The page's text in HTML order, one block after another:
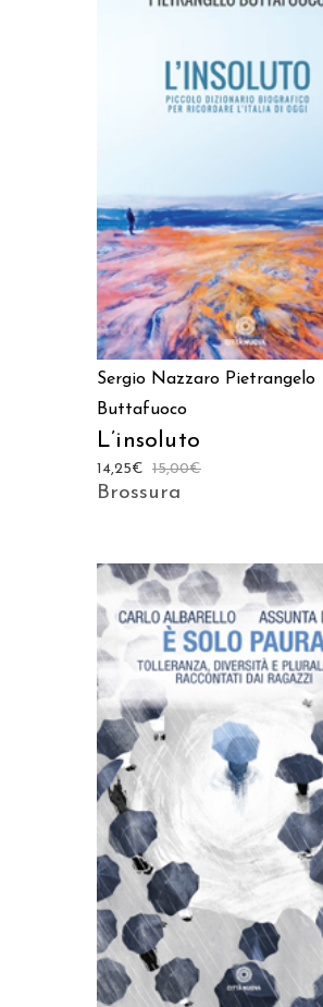
Sergio Nazzaro Pietrangelo
Buttafuoco
L’insoluto
15,00€
14,25€
Brossura
AGGIUNGI AL CARRELLO